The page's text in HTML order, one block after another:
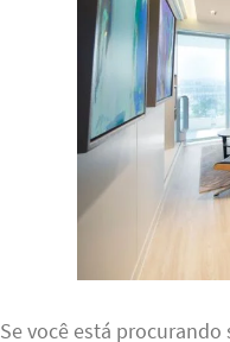
Se você está procurando